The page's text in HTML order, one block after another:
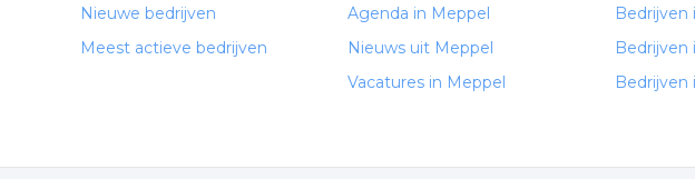
Nieuwe bedrijven
Meest actieve bedrijven
Agenda in Meppel
Nieuws uit Meppel
Vacatures in Meppel
Bedrijven
Bedrijven
Bedrijven